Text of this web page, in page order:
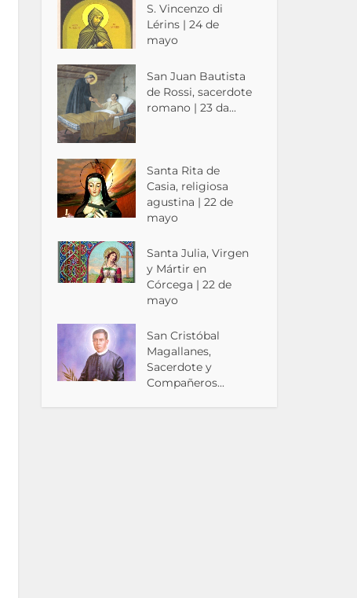
S. Vincenzo di
Lérins | 24 de
mayo
San Juan Bautista
de Rossi, sacerdote
romano | 23 da...
Santa Rita de
Casia, religiosa
agustina | 22 de
mayo
Santa Julia, Virgen
y Mártir en
Córcega | 22 de
mayo
San Cristóbal
Magallanes,
Sacerdote y
Compañeros...